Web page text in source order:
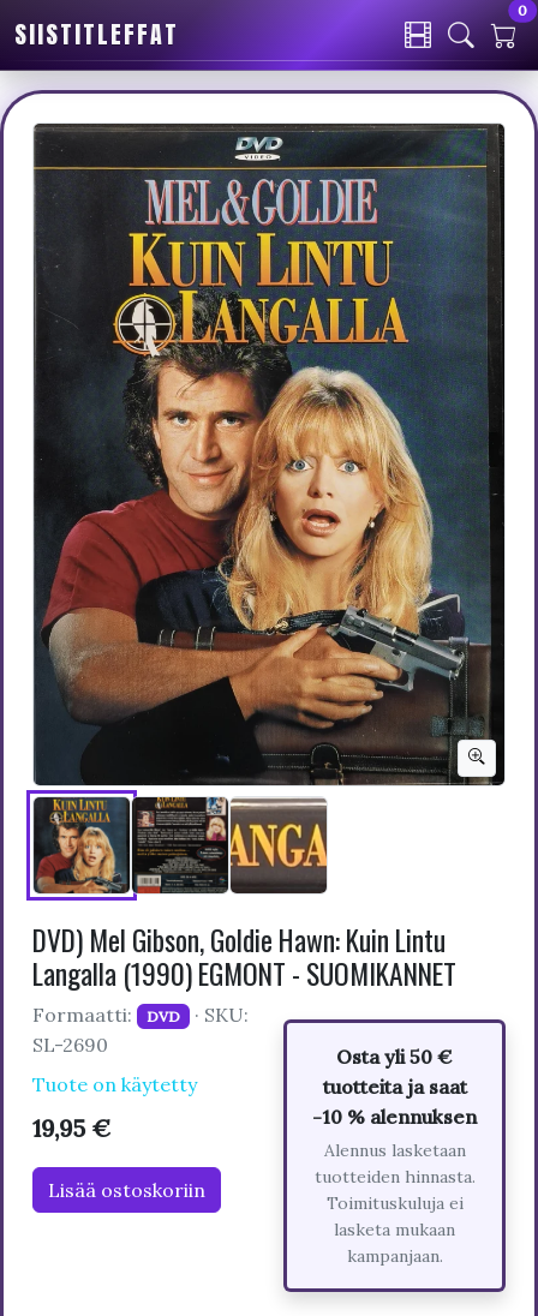
SIISTITLEFFAT
0
DVD) Mel Gibson, Goldie Hawn: Kuin Lintu
Langalla (1990) EGMONT - SUOMIKANNET
Formaatti: DVD · SKU:
SL-2690
Tuote on käytetty
19,95 €
Lisää ostoskoriin
Osta yli 50 €
tuotteita ja saat
-10 % alennuksen
Alennus lasketaan
tuotteiden hinnasta.
Toimituskuluja ei
lasketa mukaan
kampanjaan.